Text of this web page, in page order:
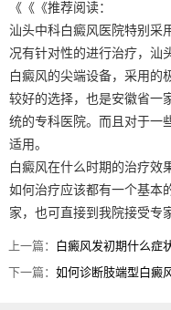
《《《推荐阅读：
汕头中科白癜风医院特别采
况有针对性的进行治疗，汕
白癜风的尖端设备，采用的
较好的选择，也是安徽省一
统的专科医院。而且对于一
适用。
白癜风在什么时期的治疗效
如何治疗应该都有一个基本
家，也可直接到我院接受专
上一篇： 白癜风发初期什么症
下一篇：如何诊断肢端型白癜